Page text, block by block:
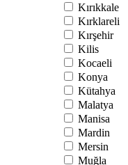
Kırıkkale
Kırklareli
Kırşehir
Kilis
Kocaeli
Konya
Kütahya
Malatya
Manisa
Mardin
Mersin
Muğla